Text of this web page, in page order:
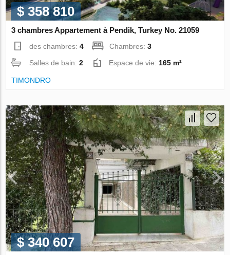
$ 358 810
3 chambres Appartement à Pendik, Turkey No. 21059
des chambres:4 Chambres:3
Salles de bain:2 Espace de vie: 165 m²
TIMONDRO
$ 340 607